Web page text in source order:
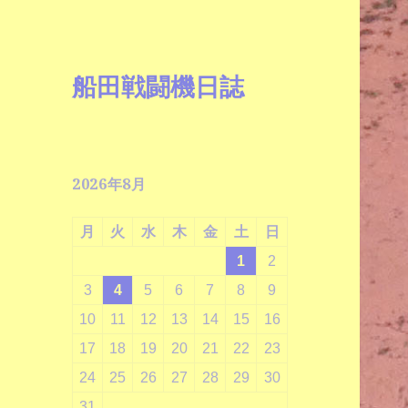
船田戦闘機日誌
2026年8月
月 火 水 木 金 土
日
1
2
3
4 5 6 7 8
9
10
11 12 13 14 15
16
17
18 19 20 21 22
23
24
25 26 27 28 29
30